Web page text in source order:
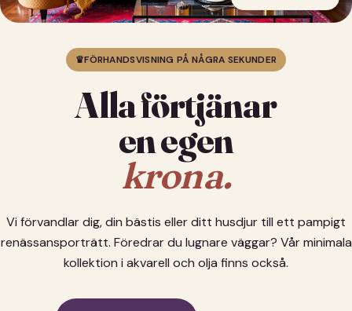
♛FÖRHANDSVISNING PÅ NÅGRA SEKUNDER
Alla förtjänar
en egen
krona.
Vi förvandlar dig, din bästis eller ditt husdjur till ett pampigt
renässansporträtt. Föredrar du lugnare väggar? Vår minimala
kollektion i akvarell och olja finns också.